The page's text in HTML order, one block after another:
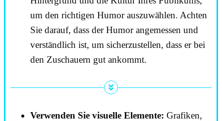
um den richtigen Humor auszuwählen. Achten
Sie darauf, dass der Humor angemessen und
verständlich ist, um sicherzustellen, dass er bei
den Zuschauern gut ankommt.
Verwenden Sie visuelle Elemente: Grafiken,